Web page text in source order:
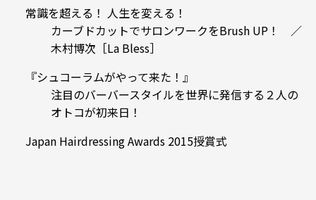
常識を超える！ 人生を変える！
カーブドカットでサロンワークをBrush UP！ ／
木村博次［La Bless］
『シュコーラムがやって来た！』
注目のバーバースタイルを世界に発信する２人の
オトコが初来日！
Japan Hairdressing Awards 2015授賞式